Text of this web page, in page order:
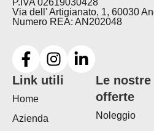
P.IVA 02619030428
Via dell' Artigianato, 1, 60030
Numero REA: AN202048
Link utili
Home
Azienda
Le nostre
offerte
Noleggio